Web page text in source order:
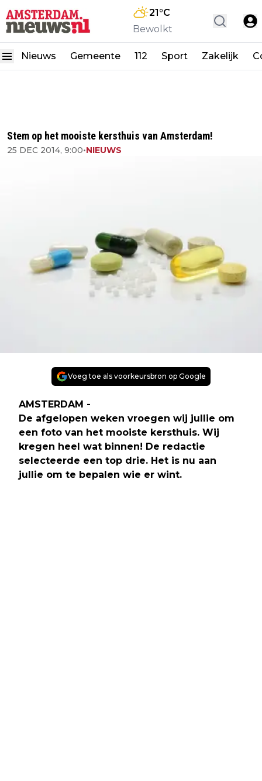
21°C
Bewolkt
Nieuws Gemeente 112 Sport Zakelijk
Stem op het mooiste kersthuis van Amsterdam!
25 DEC 2014, 9:00•NIEUWS
Voeg toe als voorkeursbron op Google
AMSTERDAM -
De afgelopen weken vroegen wij jullie om
een foto van het mooiste kersthuis. Wij
kregen heel wat binnen! De redactie
selecteerde een top drie. Het is nu aan
jullie om te bepalen wie er wint.